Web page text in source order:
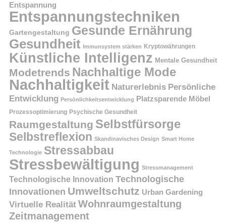
Entspannung
Entspannungstechniken
Gartengestaltung Gesunde Ernährung
Gesundheit Immunsystem stärken Kryptowährungen
Künstliche Intelligenz Mentale Gesundheit
Modetrends Nachhaltige Mode
Nachhaltigkeit Naturerlebnis Persönliche
Entwicklung Persönlichkeitsentwicklung Platzsparende Möbel
Prozessoptimierung Psychische Gesundheit
Raumgestaltung Selbstfürsorge
Selbstreflexion Skandinavisches Design Smart Home
Technologie Stressabbau
Stressbewältigung Stressmanagement
Technologische Innovation Technologische
Innovationen Umweltschutz Urban Gardening
Virtuelle Realität Wohnraumgestaltung
Zeitmanagement